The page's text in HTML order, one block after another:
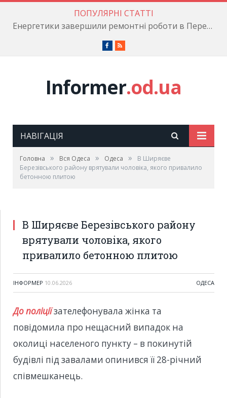
ПОПУЛЯРНІ СТАТТІ
Енергетики завершили ремонтні роботи в Пересипському районі
Facebook
RSS
Informer.od.ua
НАВІГАЦІЯ
Головна » Вся Одеса » Одеса »
В Ширяєве
Березівського району врятували чоловіка, якого привалило
бетонною плитою
В Ширяєве Березівського району
врятували чоловіка, якого
привалило бетонною плитою
ІНФОРМЕР 10.06.2026 ОДЕСА
До поліціїзателефонувала жінка та
повідомила про нещасний випадок на
околиці населеного пункту – в покинутій
будівлі під завалами опинився її 28-річний
співмешканець.